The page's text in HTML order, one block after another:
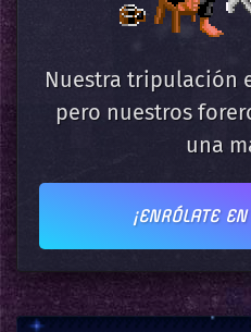
Nuestra tripulación
pero nuestros
una
¡ENRÓLATE